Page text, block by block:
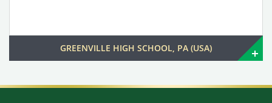
GREENVILLE HIGH SCHOOL, PA (USA)